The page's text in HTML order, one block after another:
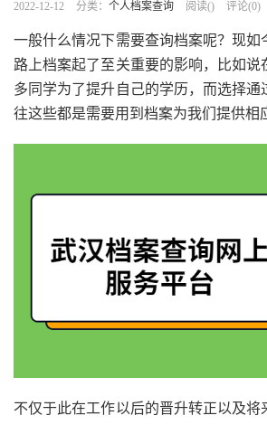
2022-12-12 分类： 个人档案查询 阅读() 评论(0)
一般什么情况下需要查询档案呢？现如
路上档案起了至关重要的影响，比如说
多同学为了提升自己的学历，而选择通
往这些都是需要用到档案为我们提供相
不仅于此在工作以后的晋升转正以及将